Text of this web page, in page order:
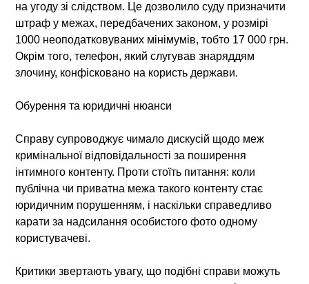
на угоду зі слідством. Це дозволило суду призначити
штраф у межах, передбачених законом, у розмірі
1000 неоподатковуваних мінімумів, тобто 17 000 грн.
Окрім того, телефон, який слугував знаряддям
злочину, конфісковано на користь держави.
Обурення та юридичні нюанси
Справу супроводжує чимало дискусій щодо меж
кримінальної відповідальності за поширення
інтимного контенту. Проти стоїть питання: коли
публічна чи приватна межа такого контенту стає
юридичним порушенням, і наскільки справедливо
карати за надсилання особистого фото одному
користувачеві.
Критики звертають увагу, що подібні справи можуть